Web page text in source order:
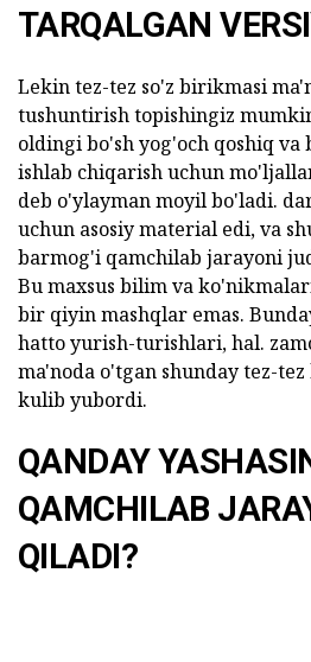
TARQALGAN
Lekin tez-tez so'z birikmasi
tushuntirish topishingiz
oldingi bo'sh yog'och qoshiq va
ishlab chiqarish uchun
deb o'ylayman moyil bo'ladi.
uchun asosiy material edi, va
barmog'i qamchilab jarayoni
Bu maxsus bilim va
bir qiyin mashqlar emas.
hatto yurish-turishlari, hal.
ma'noda o'tgan shunday tez-
kulib yubordi.
QANDAY
QAMCHILAB
QILADI?